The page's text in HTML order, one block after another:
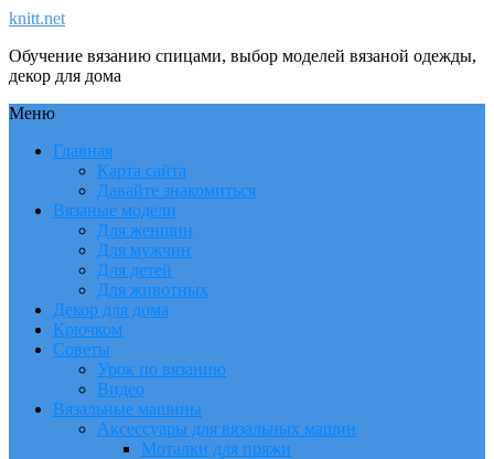
knitt.net
Обучение вязанию спицами, выбор моделей вязаной одежды,
декор для дома
Меню
Главная
Карта сайта
Давайте знакомиться
Вязаные модели
Для женщин
Для мужчин
Для детей
Для животных
Декор для дома
Крючком
Советы
Урок по вязанию
Видео
Вязальные машины
Аксессуары для вязальных машин
Моталки для пряжи